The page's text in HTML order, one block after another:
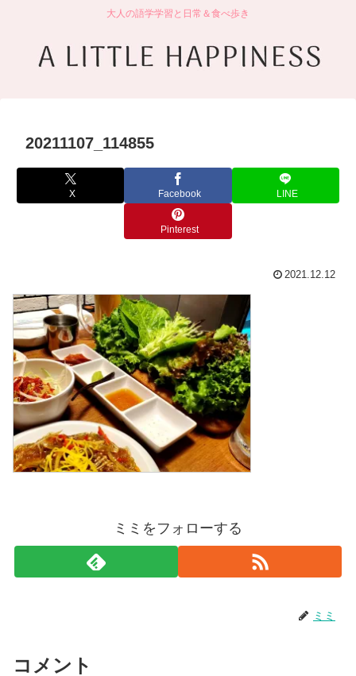
大人の語学学習と日常＆食べ歩き
20211107_114855
X Facebook LINE
Pinterest
2021.12.12
ミミをフォローする
ミミ
コメント